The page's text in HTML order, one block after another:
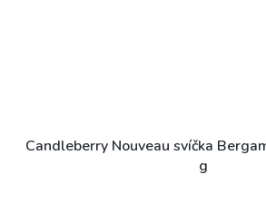
Candleberry Nouveau svíčka
g